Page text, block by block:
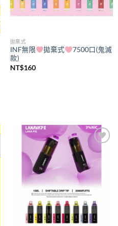
拋棄式
INF無限 拋棄式
7500口(鬼滅
款)
NT$160
Add to
wishlist